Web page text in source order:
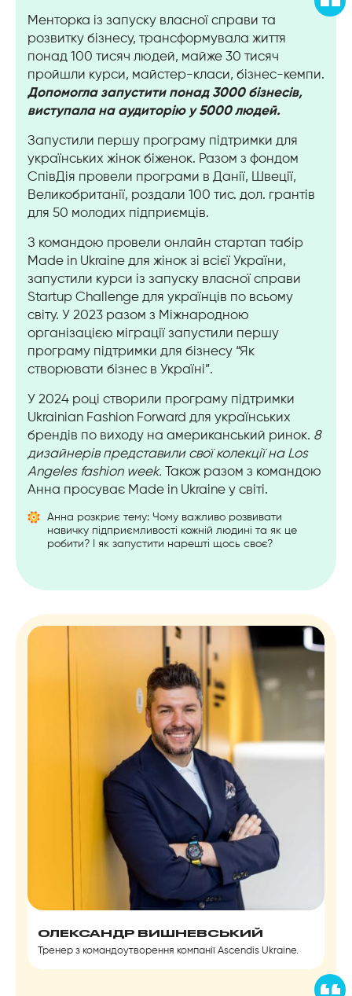
Менторка із запуску власної справи та
розвитку бізнесу, трансформувала життя
понад 100 тисяч людей, майже 30 тисяч
пройшли курси, майстер-класи, бізнес-кемпи.
Допомогла запустити понад 3000 бізнесів,
виступала на аудиторію у 5000 людей.
Запустили першу програму підтримки для
українських жінок біженок. Разом з фондом
СпівДія провели програми в Данії, Швеції,
Великобританії, роздали 100 тис. дол. грантів
для 50 молодих підприємців.
З командою провели онлайн стартап табір
Made in Ukraine для жінок зі всієї України,
запустили курси із запуску власної справи
Startup Challenge для українців по всьому
світу. У 2023 разом з Міжнародною
організацією міграції запустили першу
програму підтримки для бізнесу “Як
створювати бізнес в Україні”.
У 2024 році створили програму підтримки
Ukrainian Fashion Forward для українських
брендів по виходу на американський ринок. 8
дизайнерів представили свої колекції на Los
Angeles fashion week. Також разом з командою
Анна просуває Made in Ukraine у світі.
Анна розкриє тему: Чому важливо розвивати
навичку підприємливості кожній людині та як це
робити? І як запустити нарешті щось своє?
ОЛЕКСАНДР ВИШНЕВСЬКИЙ
Тренер з командоутворення компанії Ascendis Ukraine.